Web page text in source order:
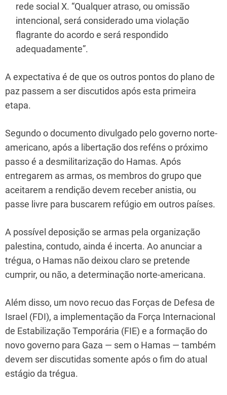
rede social X. “Qualquer atraso, ou omissão
intencional, será considerado uma violação
flagrante do acordo e será respondido
adequadamente”.
A expectativa é de que os outros pontos do plano de
paz passem a ser discutidos após esta primeira
etapa.
Segundo o documento divulgado pelo governo norte-
americano, após a libertação dos reféns o próximo
passo é a desmilitarização do Hamas. Após
entregarem as armas, os membros do grupo que
aceitarem a rendição devem receber anistia, ou
passe livre para buscarem refúgio em outros países.
A possível deposição se armas pela organização
palestina, contudo, ainda é incerta. Ao anunciar a
trégua, o Hamas não deixou claro se pretende
cumprir, ou não, a determinação norte-americana.
Além disso, um novo recuo das Forças de Defesa de
Israel (FDI), a implementação da Força Internacional
de Estabilização Temporária (FIE) e a formação do
novo governo para Gaza — sem o Hamas — também
devem ser discutidas somente após o fim do atual
estágio da trégua.